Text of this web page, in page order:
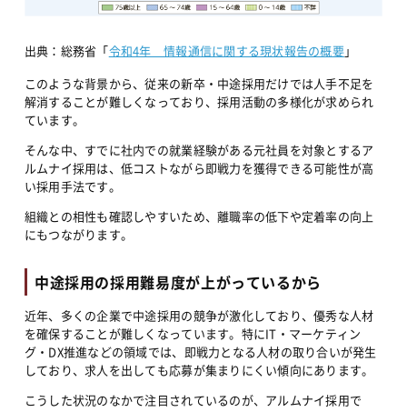
出典：総務省「令和4年　情報通信に関する現状報告の概要」
このような背景から、従来の新卒・中途採用だけでは人手不足を
解消することが難しくなっており、採用活動の多様化が求められ
ています。
そんな中、すでに社内での就業経験がある元社員を対象とするア
ルムナイ採用は、低コストながら即戦力を獲得できる可能性が高
い採用手法です。
組織との相性も確認しやすいため、離職率の低下や定着率の向上
にもつながります。
中途採用の採用難易度が上がっているから
近年、多くの企業で中途採用の競争が激化しており、優秀な人材
を確保することが難しくなっています。特にIT・マーケティン
グ・DX推進などの領域では、即戦力となる人材の取り合いが発生
しており、求人を出しても応募が集まりにくい傾向にあります。
こうした状況のなかで注目されているのが、アルムナイ採用で